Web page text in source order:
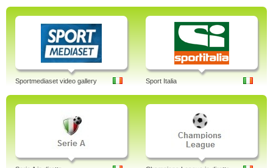
Sportmediaset video gallery Sport Italia